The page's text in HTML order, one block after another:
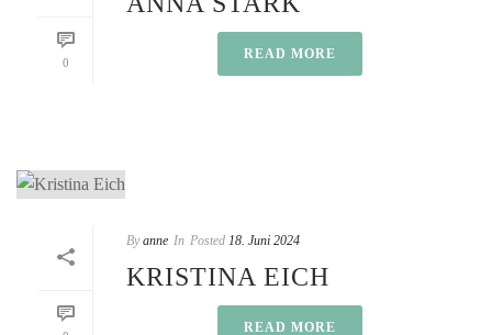
0
READ MORE
By anne In Posted 18. Juni 2024
KRISTINA EICH
READ MORE